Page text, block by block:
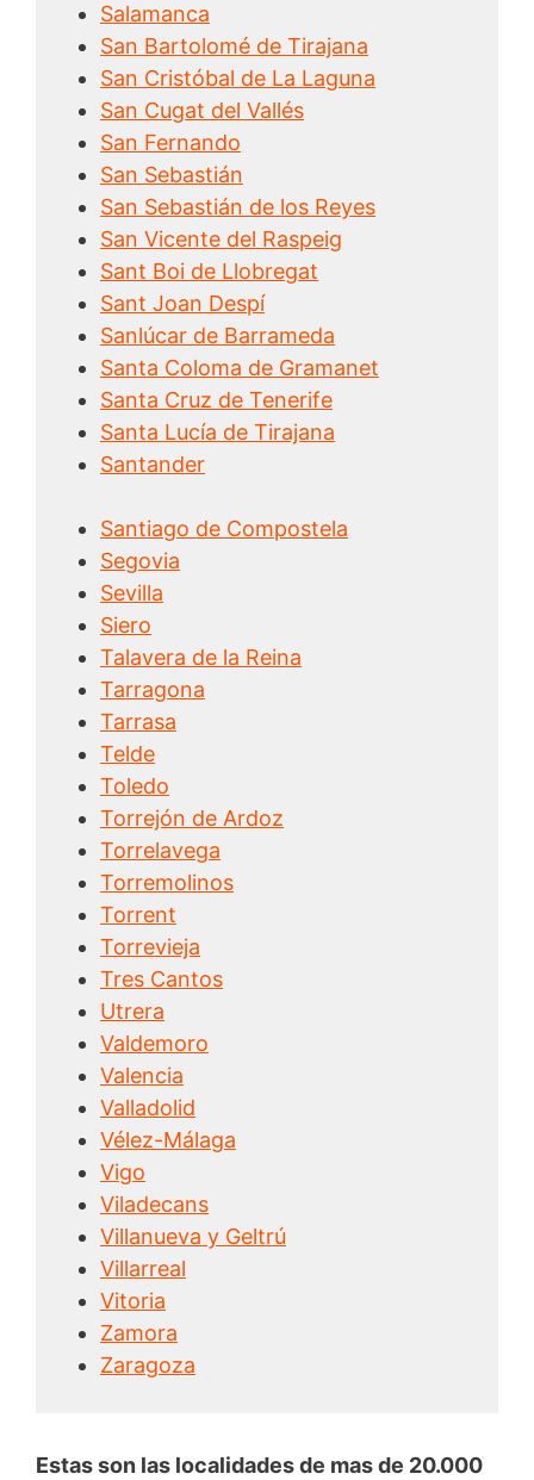
Salamanca
San Bartolomé de Tirajana
San Cristóbal de La Laguna
San Cugat del Vallés
San Fernando
San Sebastián
San Sebastián de los Reyes
San Vicente del Raspeig
Sant Boi de Llobregat
Sant Joan Despí
Sanlúcar de Barrameda
Santa Coloma de Gramanet
Santa Cruz de Tenerife
Santa Lucía de Tirajana
Santander
Santiago de Compostela
Segovia
Sevilla
Siero
Talavera de la Reina
Tarragona
Tarrasa
Telde
Toledo
Torrejón de Ardoz
Torrelavega
Torremolinos
Torrent
Torrevieja
Tres Cantos
Utrera
Valdemoro
Valencia
Valladolid
Vélez-Málaga
Vigo
Viladecans
Villanueva y Geltrú
Villarreal
Vitoria
Zamora
Zaragoza
Estas son las localidades de mas de 20.000